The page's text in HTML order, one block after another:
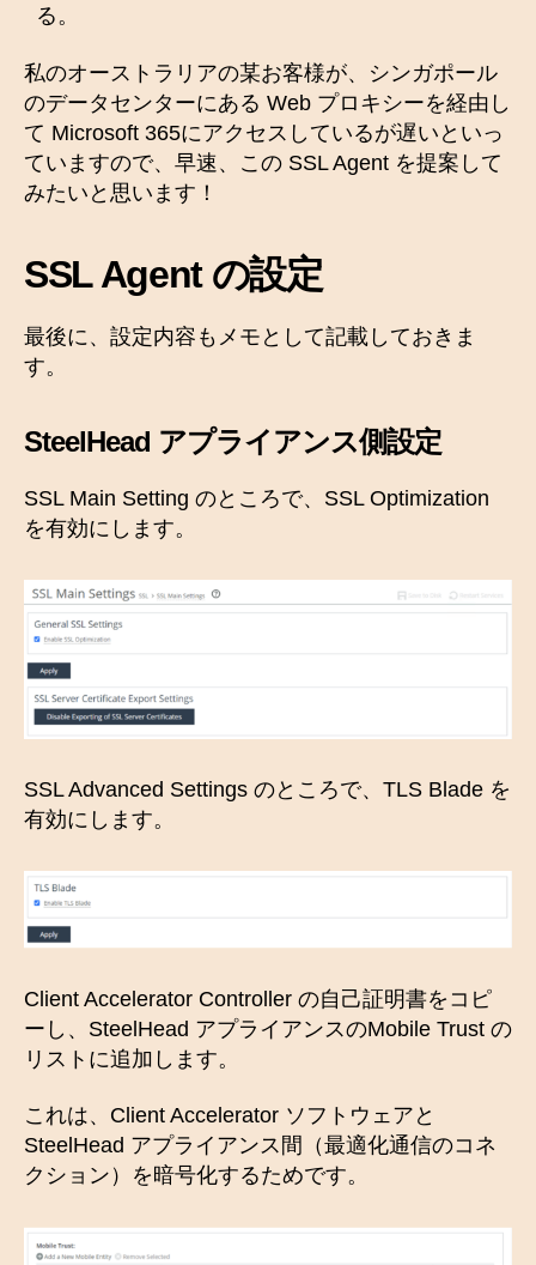
る。
私のオーストラリアの某お客様が、シンガポール
のデータセンターにある Web プロキシーを経由し
て Microsoft 365にアクセスしているが遅いといっ
ていますので、早速、この SSL Agent を提案して
みたいと思います！
SSL Agent の設定
最後に、設定内容もメモとして記載しておきま
す。
SteelHead アプライアンス側設定
SSL Main Setting のところで、SSL Optimization
を有効にします。
SSL Advanced Settings のところで、TLS Blade を
有効にします。
Client Accelerator Controller の自己証明書をコピ
ーし、SteelHead アプライアンスのMobile Trust の
リストに追加します。
これは、Client Accelerator ソフトウェアと
SteelHead アプライアンス間（最適化通信のコネ
クション）を暗号化するためです。